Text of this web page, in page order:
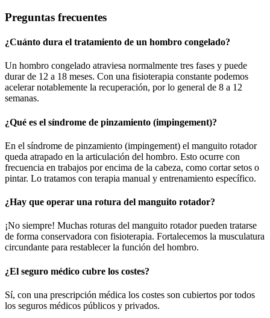
Preguntas frecuentes
¿Cuánto dura el tratamiento de un hombro congelado?
Un hombro congelado atraviesa normalmente tres fases y puede
durar de 12 a 18 meses. Con una fisioterapia constante podemos
acelerar notablemente la recuperación, por lo general de 8 a 12
semanas.
¿Qué es el síndrome de pinzamiento (impingement)?
En el síndrome de pinzamiento (impingement) el manguito rotador
queda atrapado en la articulación del hombro. Esto ocurre con
frecuencia en trabajos por encima de la cabeza, como cortar setos o
pintar. Lo tratamos con terapia manual y entrenamiento específico.
¿Hay que operar una rotura del manguito rotador?
¡No siempre! Muchas roturas del manguito rotador pueden tratarse
de forma conservadora con fisioterapia. Fortalecemos la musculatura
circundante para restablecer la función del hombro.
¿El seguro médico cubre los costes?
Sí, con una prescripción médica los costes son cubiertos por todos
los seguros médicos públicos y privados.